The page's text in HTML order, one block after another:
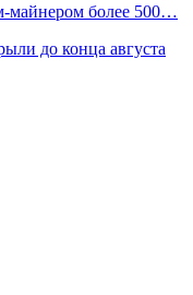
майнером более 500…
до конца августа